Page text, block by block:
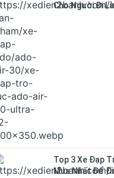
Cho Người Đi
Top 3 Xe Đạp
Mua Nhất Để